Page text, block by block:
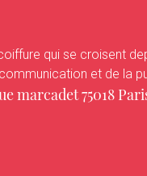
qui se croisent
et de la
marcadet 75018